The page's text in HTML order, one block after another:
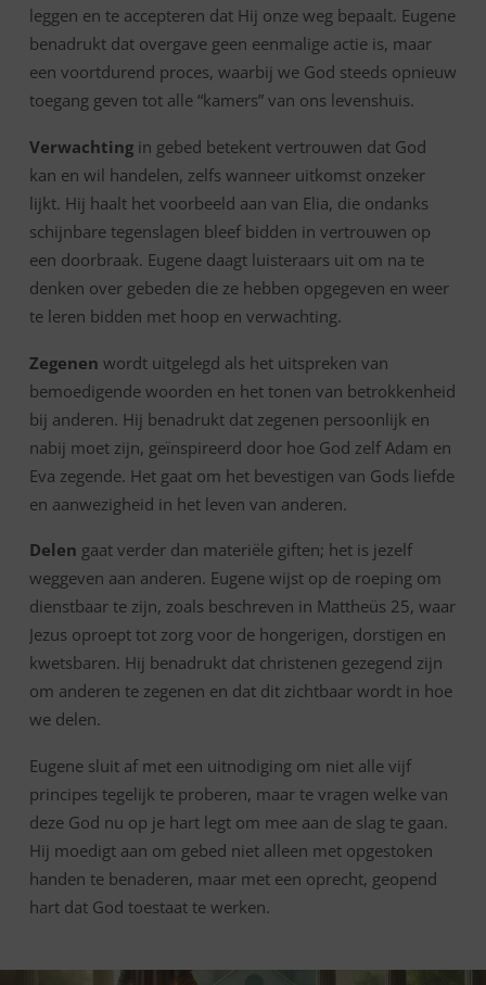
leggen en te accepteren dat Hij onze weg bepaalt. Eugene
benadrukt dat overgave geen eenmalige actie is, maar
een voortdurend proces, waarbij we God steeds opnieuw
toegang geven tot alle “kamers” van ons levenshuis.
Verwachtingin gebed betekent vertrouwen dat God
kan en wil handelen, zelfs wanneer uitkomst onzeker
lijkt. Hij haalt het voorbeeld aan van Elia, die ondanks
schijnbare tegenslagen bleef bidden in vertrouwen op
een doorbraak. Eugene daagt luisteraars uit om na te
denken over gebeden die ze hebben opgegeven en weer
te leren bidden met hoop en verwachting.
Zegenen wordt uitgelegd als het uitspreken van
bemoedigende woorden en het tonen van betrokkenheid
bij anderen. Hij benadrukt dat zegenen persoonlijk en
nabij moet zijn, geïnspireerd door hoe God zelf Adam en
Eva zegende. Het gaat om het bevestigen van Gods liefde
en aanwezigheid in het leven van anderen.
Delen gaat verder dan materiële giften; het is jezelf
weggeven aan anderen. Eugene wijst op de roeping om
dienstbaar te zijn, zoals beschreven in Mattheüs 25, waar
Jezus oproept tot zorg voor de hongerigen, dorstigen en
kwetsbaren. Hij benadrukt dat christenen gezegend zijn
om anderen te zegenen en dat dit zichtbaar wordt in hoe
we delen.
Eugene sluit af met een uitnodiging om niet alle vijf
principes tegelijk te proberen, maar te vragen welke van
deze God nu op je hart legt om mee aan de slag te gaan.
Hij moedigt aan om gebed niet alleen met opgestoken
handen te benaderen, maar met een oprecht, geopend
hart dat God toestaat te werken.